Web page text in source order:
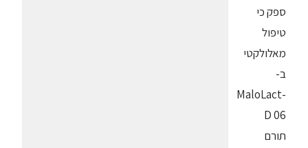
ספק כי
טיפול
מאלולקטי
ב-
MaloLact-
D 06
תורם